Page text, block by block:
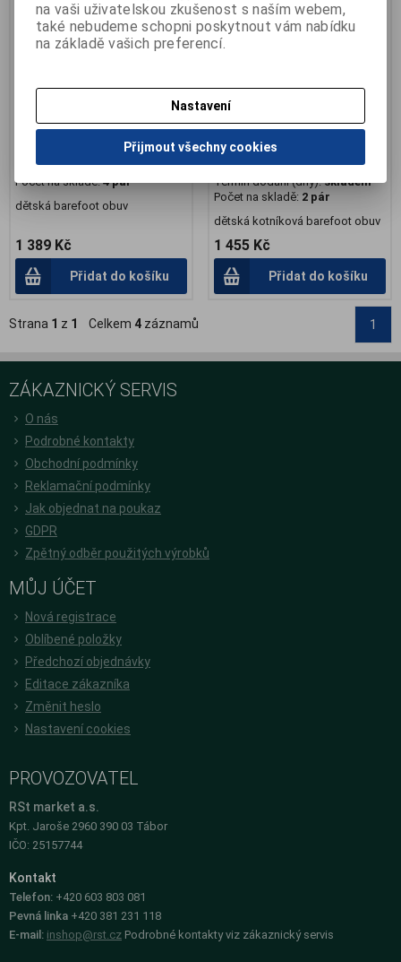
béžová
B-D2260-016
Termín dodání (dny):skladem
Počet na skladě:4 pár
dětská barefoot obuv
1 389 Kč
Přidat do košíku
Obuv OK BARE dětská 2 SZ,
modrá silver
Katalogové číslo:
Záruka (měsíců):24
Termín dodání (dny):skladem
Počet na skladě: 2 pár
dětská kotníková barefoot obuv
1 455 Kč
Přidat do košíku
Strana 1 z 1 Celkem 4 záznamů 1
ZÁKAZNICKÝ SERVIS
O nás
Podrobné kontakty
Obchodní podmínky
Reklamační podmínky
Jak objednat na poukaz
GDPR
Zpětný odběr použitých výrobků
MŮJ ÚČET
Nová registrace
Oblíbené položky
Předchozí objednávky
Editace zákazníka
Změnit heslo
Nastavení cookies
PROVOZOVATEL
RSt market a.s.
Kpt. Jaroše 2960 390 03 Tábor
IČO: 25157744
Kontakt
Telefon: +420 603 803 081
Pevná linka +420 381 231 118
E-mail: inshop@rst.cz Podrobné kontakty viz zákaznický servis
na vaši uživatelskou zkušenost s naším webem,
také nebudeme schopni poskytnout vám nabídku
na základě vašich preferencí.
Nastavení
Přijmout všechny cookies